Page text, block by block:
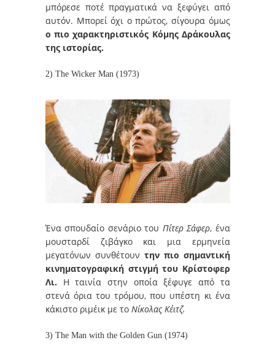
μπόρεσε ποτέ πραγματικά να ξεφύγει από
αυτόν. Μπορεί όχι ο πρώτος, σίγουρα όμως
ο πιο χαρακτηριστικός Κόμης Δράκουλας
της ιστορίας.
2) The Wicker Man (1973)
Ένα σπουδαίο σενάριο του Πίτερ Σάφερ, ένα
μουσταρδί ζιβάγκο και μια ερμηνεία
μεγατόνων συνθέτουν την πιο σημαντική
κινηματογραφική στιγμή του Κρίστοφερ
Λι. Η ταινία στην οποία ξέφυγε από τα
στενά όρια του τρόμου, που υπέστη κι ένα
κάκιστο ριμέικ με το Νίκολας Κέιτζ.
3) The Man with the Golden Gun (1974)